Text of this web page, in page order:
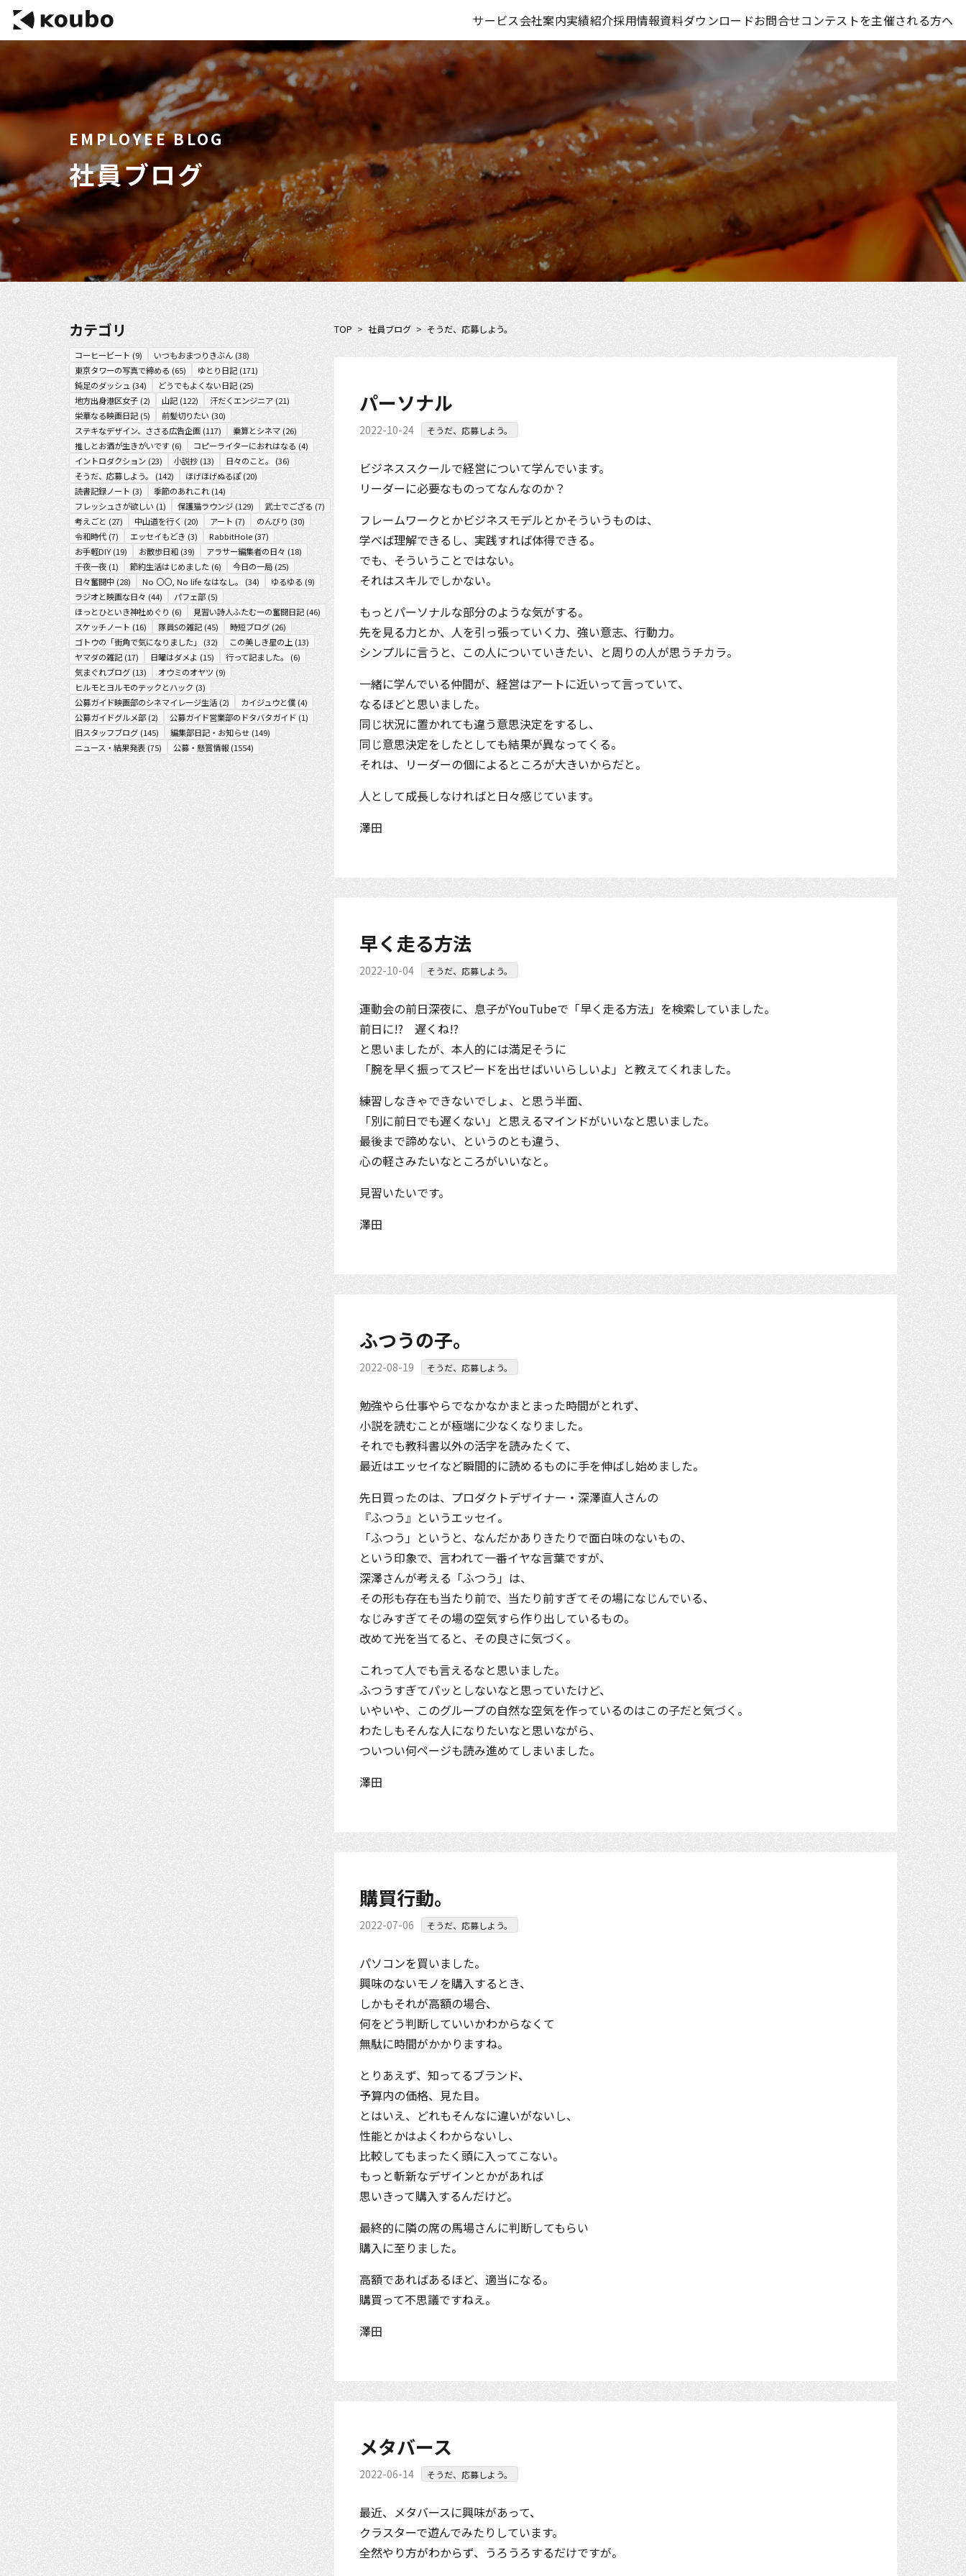
サービス会社案内実績紹介採用情報資料ダウンロードお問合せコンテストを主催される方へ
EMPLOYEE BLOG
社員ブログ
カテゴリ
コーヒービート (9) いつもおまつりきぶん(38)
東京タワーの写真で締める (65) ゆとり日記(171)
鈍足のダッシュ (34) どうでもよくない日記(25)
地方出身港区女子(2) 山記(122) 汗だくエンジニア(21)
栄華なる映画日記(5) 前髪切りたい (30)
ステキなデザイン、ささる広告企画(117) 乗算とシネマ(26)
推しとお酒が生きがいです(6) コピーライターにおれはなる (4)
イントロダクション(23) 小説抄(13) 日々のこと。 (36)
そうだ、応募しよう。
(142) ほげほげぬるぽ(20)
読書記録ノート (3) 季節のあれこれ(14)
フレッシュさが欲しい (1) 保護猫ラウンジ(129) 武士でござる (7)
考えごと (27) 中山道を行く (20) アート (7) のんびり (30)
令和時代(7) エッセイもどき (3) RabbitHole(37)
お手軽DIY(19) お散歩日和(39) アラサー編集者の日々 (18)
千夜一夜(1) 節約生活はじめました(6) 今日の一局(25)
日々奮闘中(28) No 〇〇, No life なはなし。 (34) ゆるゆる (9)
ラジオと映画な日々 (44) パフェ部(5)
ほっとひといき神社めぐり (6) 見習い詩人ふたむーの奮闘日記(46)
スケッチノート (16) 隊員Sの雑記(45) 時短ブログ(26)
ゴトウの「街角で気になりました」
(32) この美しき星の上 (13)
ヤマダの雑記(17) 日曜はダメよ (15) 行って記ました。 (6)
気まぐれブログ(13) オウミのオヤツ (9)
ヒルモとヨルモのテックとハック (3)
公募ガイド映画部のシネマイレージ生活(2) カイジュウと僕(4)
公募ガイドグルメ部(2) 公募ガイド営業部のドタバタガイド (1)
旧スタッフブログ(145) 編集部日記・お知らせ(149)
ニュース・結果発表(75) 公募・懸賞情報(1554)
TOP > 社員ブログ > そうだ、応募しよう。
パーソナル
2022-10-24 そうだ、応募しよう。
ビジネススクールで経営について学んでいます。
リーダーに必要なものってなんなのか？
フレームワークとかビジネスモデルとかそういうものは、
学べば理解できるし、実践すれば体得できる。
でも、そういうことではない。
それはスキルでしかない。
もっとパーソナルな部分のような気がする。
先を見る力とか、人を引っ張っていく力、強い意志、行動力。
シンプルに言うと、この人についていきたい、と周りの人が思うチカラ。
一緒に学んでいる仲間が、経営はアートに近いって言っていて、
なるほどと思いました。
同じ状況に置かれても違う意思決定をするし、
同じ意思決定をしたとしても結果が異なってくる。
それは、リーダーの個によるところが大きいからだと。
人として成長しなければと日々感じています。
澤田
早く走る方法
2022-10-04 そうだ、応募しよう。
運動会の前日深夜に、息子がYouTubeで「早く走る方法」を検索していました。
前日に!? 遅くね!?
と思いましたが、本人的には満足そうに
「腕を早く振ってスピードを出せばいいらしいよ」と教えてくれました。
練習しなきゃできないでしょ、と思う半面、
「別に前日でも遅くない」と思えるマインドがいいなと思いました。
最後まで諦めない、というのとも違う、
心の軽さみたいなところがいいなと。
見習いたいです。
澤田
ふつうの子。
2022-08-19 そうだ、応募しよう。
勉強やら仕事やらでなかなかまとまった時間がとれず、
小説を読むことが極端に少なくなりました。
それでも教科書以外の活字を読みたくて、
最近はエッセイなど瞬間的に読めるものに手を伸ばし始めました。
先日買ったのは、プロダクトデザイナー・深澤直人さんの
『ふつう』というエッセイ。
「ふつう」というと、なんだかありきたりで面白味のないもの、
という印象で、言われて一番イヤな言葉ですが、
深澤さんが考える「ふつう」は、
その形も存在も当たり前で、当たり前すぎてその場になじんでいる、
なじみすぎてその場の空気すら作り出しているもの。
改めて光を当てると、その良さに気づく。
これって人でも言えるなと思いました。
ふつうすぎてパッとしないなと思っていたけど、
いやいや、このグループの自然な空気を作っているのはこの子だと気づく。
わたしもそんな人になりたいなと思いながら、
ついつい何ページも読み進めてしまいました。
澤田
購買行動。
2022-07-06 そうだ、応募しよう。
パソコンを買いました。
興味のないモノを購入するとき、
しかもそれが高額の場合、
何をどう判断していいかわからなくて
無駄に時間がかかりますね。
とりあえず、知ってるブランド、
予算内の価格、見た目。
とはいえ、どれもそんなに違いがないし、
性能とかはよくわからないし、
比較してもまったく頭に入ってこない。
もっと斬新なデザインとかがあれば
思いきって購入するんだけど。
最終的に隣の席の馬場さんに判断してもらい
購入に至りました。
高額であればあるほど、適当になる。
購買って不思議ですねえ。
澤田
メタバース
2022-06-14 そうだ、応募しよう。
最近、メタバースに興味があって、
クラスターで遊んでみたりしています。
全然やり方がわからず、うろうろするだけですが。